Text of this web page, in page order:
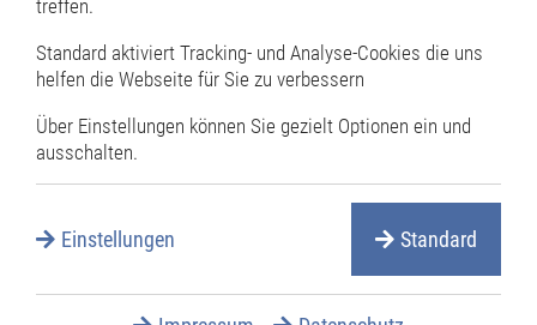
Verfahrensablauf
Der Antrag muss bei der für
Führerscheinstelle Ihres Wohnortes
schriftlich oder soweit dies von der
zuständigen Behörde angeboten wird,
treffen.
Standard aktiviert Tracking- und Analyse-Cookies die uns
helfen die Webseite für Sie zu verbessern
Über Einstellungen können Sie gezielt Optionen ein und
ausschalten.
Einstellungen Standard